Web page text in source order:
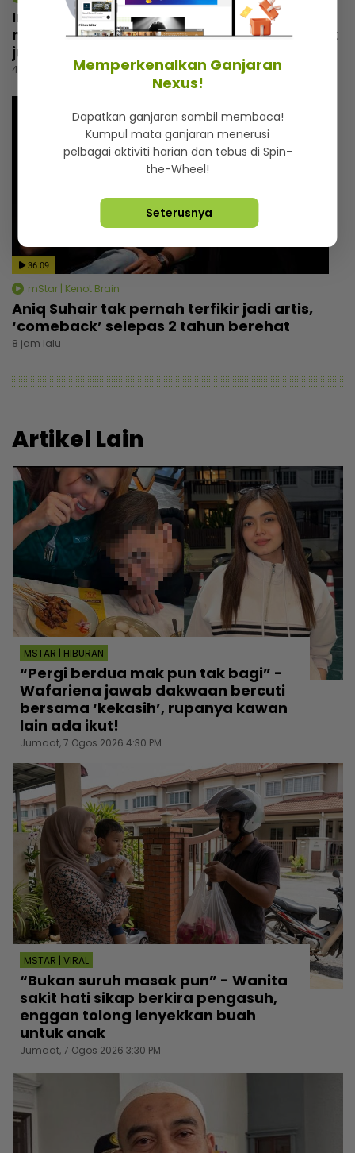
Irfan Zaini sibuk penggambaran di India,
mak sampai nak buat ‘appointment’ untuk
jumpa
4 jam lalu
36:09
mStar | Kenot Brain
Aniq Suhair tak pernah terfikir jadi artis,
‘comeback’ selepas 2 tahun berehat
8 jam lalu
Artikel Lain
MSTAR | HIBURAN
“Pergi berdua mak pun tak bagi” -
Wafariena jawab dakwaan bercuti
bersama ‘kekasih’, rupanya kawan
lain ada ikut!
Jumaat, 7 Ogos 2026 4:30 PM
MSTAR | VIRAL
“Bukan suruh masak pun” - Wanita
sakit hati sikap berkira pengasuh,
enggan tolong lenyekkan buah
untuk anak
Jumaat, 7 Ogos 2026 3:30 PM
Memperkenalkan Ganjaran
Nexus!
Dapatkan ganjaran sambil membaca!
Kumpul mata ganjaran menerusi
pelbagai aktiviti harian dan tebus di Spin-
the-Wheel!
Seterusnya